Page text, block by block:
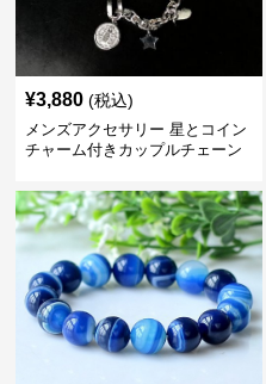
¥3,880 (税込)
メンズアクセサリー 星とコイン
チャーム付きカップルチェーン